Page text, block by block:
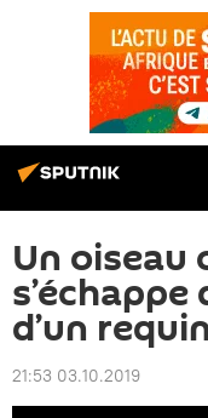
Un oiseau
d’un requin
21:53 03.10.2019